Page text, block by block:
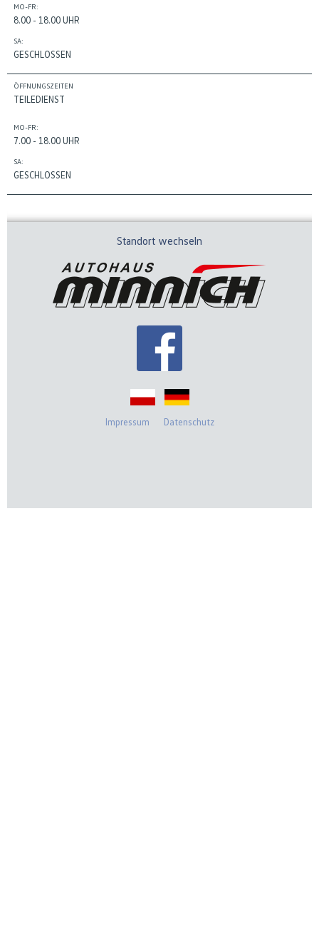
MO-FR:
8.00 - 18.00 UHR
SA:
GESCHLOSSEN
ÖFFNUNGSZEITEN
TEILEDIENST
MO-FR:
7.00 - 18.00 UHR
SA:
GESCHLOSSEN
Standort wechseln
Impressum Datenschutz